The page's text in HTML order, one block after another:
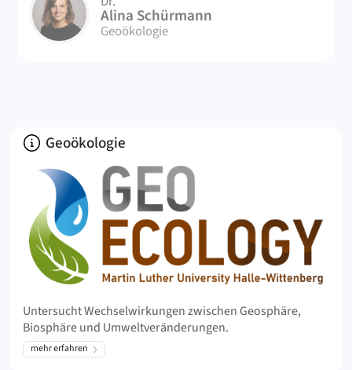
AS Alina Schürmann
Geoökologie
Über
Geoökologie
Untersucht Wechselwirkungen zwischen Geosphäre,
Biosphäre und Umweltveränderungen.
mehr erfahren